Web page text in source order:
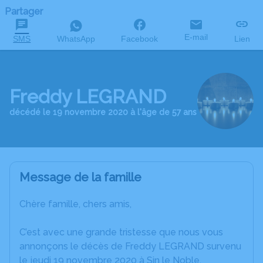
Partager
SMS WhatsApp Facebook E-mail Lien
Freddy LEGRAND
décédé le 19 novembre 2020 à l'âge de 57 ans
Message de la famille
Chère famille, chers amis,
C’est avec une grande tristesse que nous vous
annonçons le décès de Freddy LEGRAND survenu
le jeudi 19 novembre 2020 à Sin le Noble.